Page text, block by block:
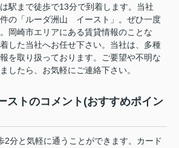
駅まで徒歩で13分で到着します。当社
の「ルーダ洲山 イースト」。ぜひ一度
岡崎市エリアにある賃貸情報のことな
した当社へお任せ下さい。当社は、多種
を取り扱っております。ご要望や不明な
したら、お気軽にご連絡下さい。
トのコメント(おすすめポイン
2分と気軽に通うことができます。カード